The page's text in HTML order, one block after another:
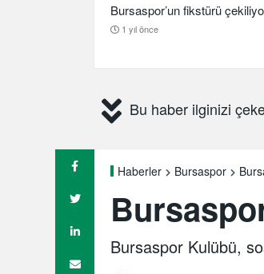
Bursaspor’un fikstürü
1 yıl önce
Bu haber ilginizi
Haberler Bursaspor
Bursaspor Kulübü,